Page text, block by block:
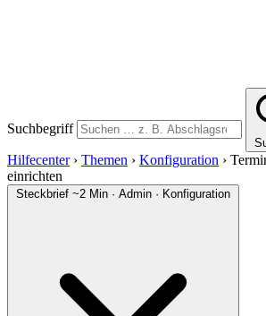
Suchbegriff
Hilfecenter › Themen › Konfiguration ›
einrichten
Steckbrief ~2 Min · Admin · Konfiguration